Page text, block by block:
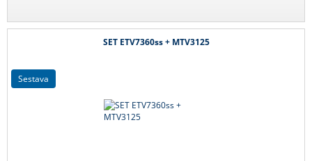
SET ETV7360ss + MTV3125
sestava